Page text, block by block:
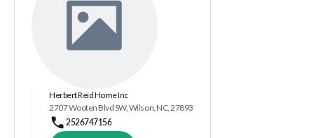
Herbert Reid Home Inc
2707 Wooten Blvd SW, Wilson, NC, 27893
2526747156